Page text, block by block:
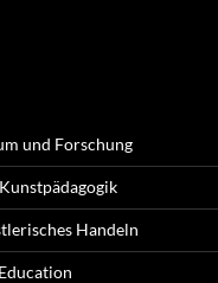
und Forschung
Handeln